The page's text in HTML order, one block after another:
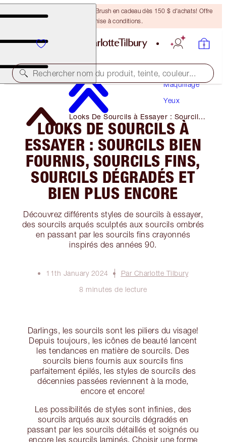
Recevez un pinceau Bronzing Brush en cadeau dès 150 $ d'achats! Offre
soumise à conditions.
Rechercher nom du produit, teinte, couleur...
Maquillage
Yeux
Looks De Sourcils à Essayer : Sourcils
Bien Fournis, Sourcils Fins, Sourcils
Dégradés Et Bien Plus Encore
LOOKS DE SOURCILS À
ESSAYER : SOURCILS BIEN
FOURNIS, SOURCILS FINS,
SOURCILS DÉGRADÉS ET
BIEN PLUS ENCORE
Découvrez différents styles de sourcils à essayer,
des sourcils arqués sculptés aux sourcils ombrés
en passant par les sourcils fins crayonnés
inspirés des années 90.
11th January 2024
Par Charlotte Tilbury
8 minutes de lecture
Darlings, les sourcils sont les piliers du visage!
Depuis toujours, les icônes de beauté lancent
les tendances en matière de sourcils. Des
sourcils biens fournis aux sourcils fins
parfaitement épilés, les styles de sourcils des
décennies passées reviennent à la mode,
encore et encore!
Les possibilités de styles sont infinies, des
sourcils arqués aux sourcils dégradés en
passant par les sourcils détaillés et soignés ou
encore les sourcils laminés. Choisir une forme